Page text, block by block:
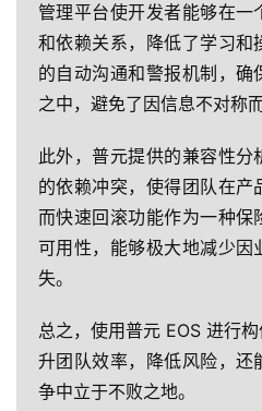
管理平台使开发者能够在
和依赖关系，降低了学习和
的自动沟通和警报机制，确
之中，避免了因信息不对称
此外，普元提供的兼容性
的依赖冲突，使得团队在产
而快速回滚功能作为一种保
可用性，能够极大地减少因
失。
总之，使用普元 EOS 进行
升团队效率，降低风险，还
争中立于不败之地。